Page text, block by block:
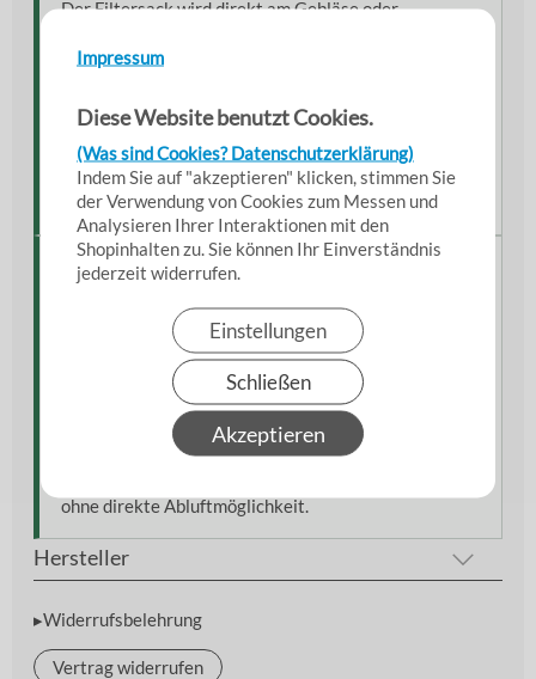
Impressum
Diese Website benutzt Cookies.
(Was sind Cookies? Datenschutzerklärung)
Indem Sie auf "akzeptieren" klicken, stimmen Sie
der Verwendung von Cookies zum Messen und
Analysieren Ihrer Interaktionen mit den
Shopinhalten zu. Sie können Ihr Einverständnis
jederzeit widerrufen.
Einstellungen
Schließen
Akzeptieren
Der Filtersack wird direkt am Gebläse oder
Staubaufnahme während des Betriebs.
und einfache Montage ohne Spezialwerkzeug.
Zusätzliche Sicherungen mit Spannband, Kabelbinder
oder Schlauchschelle sind bei Bedarf problemlos
möglich.
Einordnung & Einsatzkontext
Dieser Filter- und Staubsack gehört zur
professionellen Luftfiltertechnik für Sanierungs-,
Renovierungs- und Industrieeinsätze.
Die Kombination aus robuster Baumwolle,
Filterklasse F9 und Wiederverwendbarkeit macht ihn
ideal für anspruchsvolle Arbeitsumgebungen.
ohne direkte Abluftmöglichkeit.
Hersteller
▸Widerrufsbelehrung
Vertrag widerrufen